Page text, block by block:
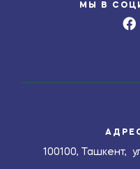
МЫ В
100100, Ташкент,